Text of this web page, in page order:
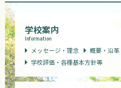
学校案内
Information
メッセージ・理念
概要・沿革
学校評価・各種基本方針等